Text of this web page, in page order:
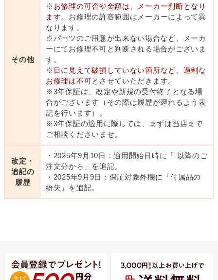
その他
※ お修理の可否や金額は、メーカー判断となり
ます。 お修理の許容範囲はメーカーによって異
なります。
※パーツのご用意が出来ない場合など、メーカ
ーにてお修理不可と判断される場合がございま
す。
※ 目に見えて破損していない箇所など、過剰な
お修理は不可とさせていただきます。
※3年保証は、改定や新規の受付終了となる場
合がございます（その際は履歴が遡れるよう表
記を行います）。
※3年保証の適用に際しては、まずは当店まで
ご相談くださいませ。
改定・
追記の
履歴
・2025年9月10日：適用開始日時に「 以降のご
注文分から」を追記。
・2025年9月9日：保証対象外欄に「付属品の
紛失」を追記。